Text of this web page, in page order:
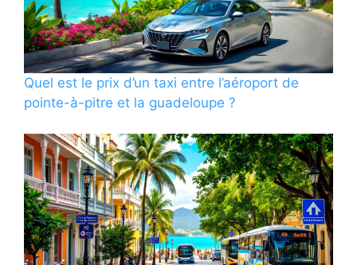
Quel est le prix d’un taxi entre l’aéroport de
pointe-à-pitre et la guadeloupe ?